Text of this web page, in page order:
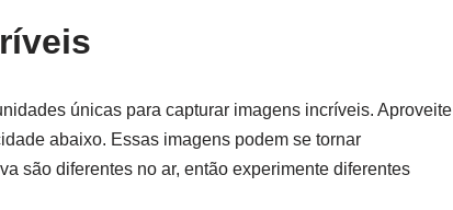
únicas para capturar imagens incríveis. Aproveite
abaixo. Essas imagens podem se tornar
são diferentes no ar, então experimente diferentes